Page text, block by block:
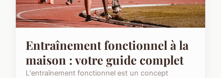
Entraînement fonctionnel à la
maison : votre guide complet
L'entraînement fonctionnel est un concept